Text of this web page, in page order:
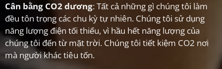
Cân bằng CO2 dương: Tất cả những gì chúng tôi làm
đều tôn trọng các chu kỳ tự nhiên. Chúng tôi sử dụng
năng lượng điện tối thiểu, vì hầu hết năng lượng của
chúng tôi đến từ mặt trời. Chúng tôi tiết kiệm CO2 nơi
mà người khác tiêu tốn.